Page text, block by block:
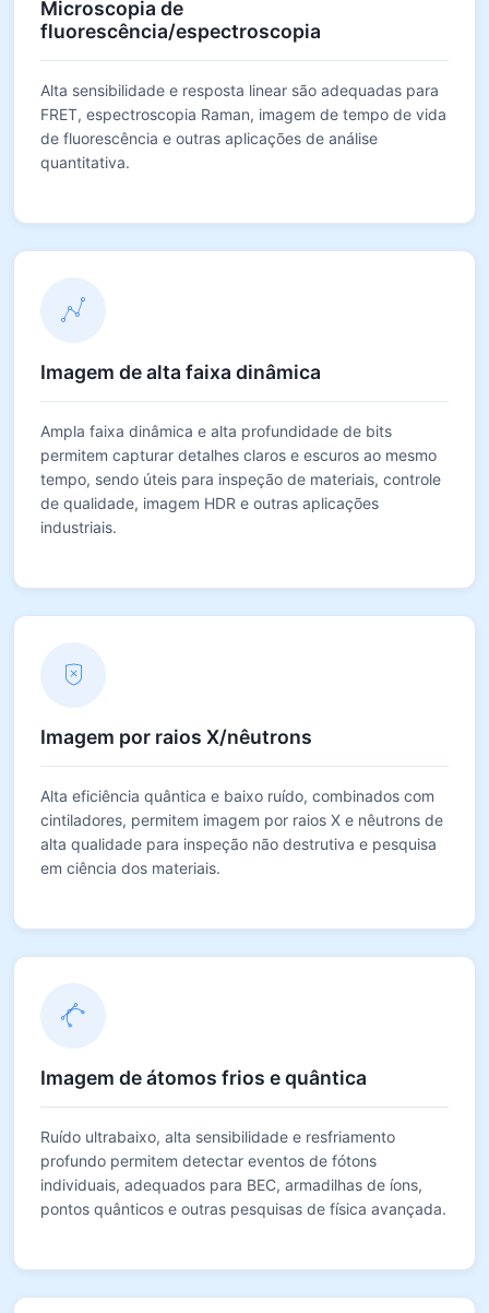
Microscopia de
fluorescência/espectroscopia
Alta sensibilidade e resposta linear são adequadas para
FRET, espectroscopia Raman, imagem de tempo de vida
de fluorescência e outras aplicações de análise
quantitativa.
Imagem de alta faixa dinâmica
Ampla faixa dinâmica e alta profundidade de bits
permitem capturar detalhes claros e escuros ao mesmo
tempo, sendo úteis para inspeção de materiais, controle
de qualidade, imagem HDR e outras aplicações
industriais.
Imagem por raios X/nêutrons
Alta eficiência quântica e baixo ruído, combinados com
cintiladores, permitem imagem por raios X e nêutrons de
alta qualidade para inspeção não destrutiva e pesquisa
em ciência dos materiais.
Imagem de átomos frios e quântica
Ruído ultrabaixo, alta sensibilidade e resfriamento
profundo permitem detectar eventos de fótons
individuais, adequados para BEC, armadilhas de íons,
pontos quânticos e outras pesquisas de física avançada.